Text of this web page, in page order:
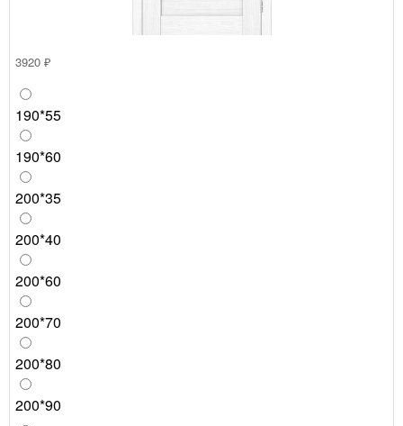
3920 ₽
190*55
190*60
200*35
200*40
200*60
200*70
200*80
200*90